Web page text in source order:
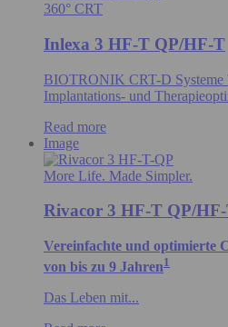
360° CRT
Inlexa 3 HF-T QP/HF-T
BIOTRONIK CRT-D Systeme
Implantations- und
Read more
Image
More Life. Made Simpler.
Rivacor 3 HF-T QP/
Vereinfachte und optimierte
von bis zu 9 Jahren1
Das Leben mit...